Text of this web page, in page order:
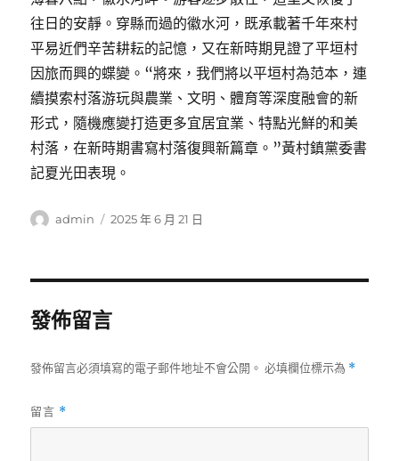
往日的安靜。穿縣而過的徽水河，既承載著千年來村
平易近們辛苦耕耘的記憶，又在新時期見證了平垣村
因旅而興的蝶變。“將來，我們將以平垣村為范本，連
續摸索村落游玩與農業、文明、體育等深度融會的新
形式，隨機應變打造更多宜居宜業、特點光鮮的和美
村落，在新時期書寫村落復興新篇章。”黃村鎮黨委書
記夏光田表現。
作
admin
發
2025 年 6 月 21 日
發佈留言
發佈留言必須填寫的電子郵件地址不會公開。 必填欄位標示為 *
留言 *